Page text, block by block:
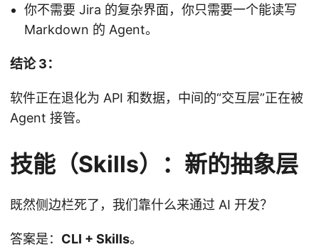
你不需要 Jira 的复杂界面，你只需要一个能读写
Markdown 的 Agent。
结论 3：
软件正在退化为 API 和数据，中间的“交互层”正在被
Agent 接管。
技能（Skills）：新的抽象层
既然侧边栏死了，我们靠什么来通过 AI 开发？
答案是： CLI + Skills。